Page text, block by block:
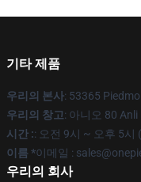
기타 제품
우리의 본사: 53365
우리의 창고: 아니오 80 Anli
시간 :: 오전 9시 ~ 오후 5시
이름 *이메일 :
우리의 회사